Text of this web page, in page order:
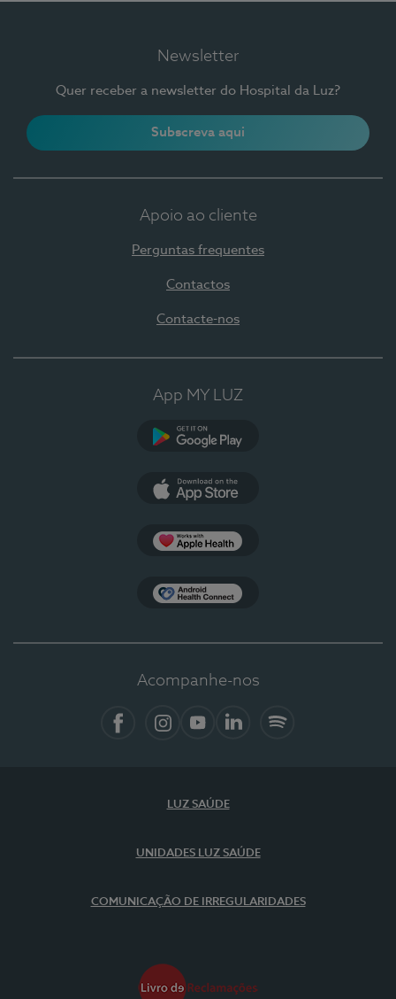
Newsletter
Quer receber a newsletter do Hospital da Luz?
Subscreva aqui
Apoio ao cliente
Perguntas frequentes
Contactos
Contacte-nos
App MY LUZ
Acompanhe-nos
LUZ SAÚDE
UNIDADES LUZ SAÚDE
COMUNICAÇÃO DE IRREGULARIDADES